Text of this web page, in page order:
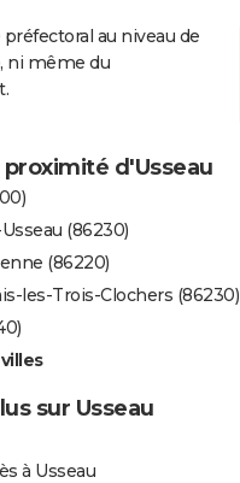
au niveau de
ni même du
proximité d'Usseau
(86230)
(86220)
les-Trois-Clochers (86230)
sur Usseau
à Usseau